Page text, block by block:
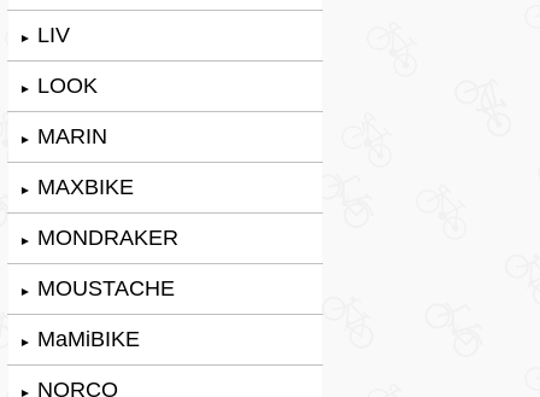
► LIV
► LOOK
► MARIN
► MAXBIKE
► MONDRAKER
► MOUSTACHE
► MaMiBIKE
► NORCO